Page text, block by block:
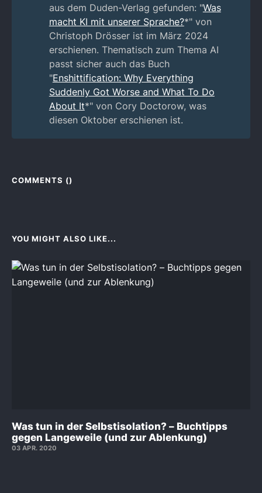
aus dem Duden-Verlag gefunden: "Was
macht KI mit unserer Sprache?*" von
Christoph Drösser ist im März 2024
erschienen. Thematisch zum Thema AI
passt sicher auch das Buch
"Enshittification: Why Everything
Suddenly Got Worse and What To Do
About It*" von Cory Doctorow, was
diesen Oktober erschienen ist.
COMMENTS ()
YOU MIGHT ALSO LIKE...
Was tun in der Selbstisolation? – Buchtipps
gegen Langeweile (und zur Ablenkung)
03 APR. 2020